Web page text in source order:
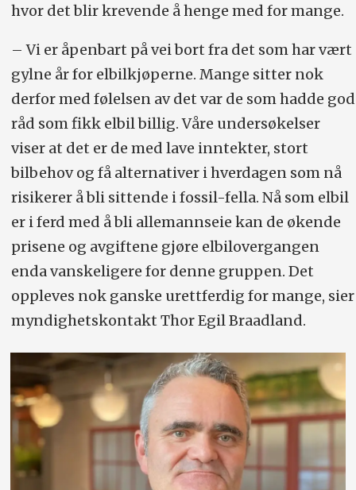
hvor det blir krevende å henge med for mange.
– Vi er åpenbart på vei bort fra det som har vært
gylne år for elbilkjøperne. Mange sitter nok
derfor med følelsen av det var de som hadde god
råd som fikk elbil billig. Våre undersøkelser
viser at det er de med lave inntekter, stort
bilbehov og få alternativer i hverdagen som nå
risikerer å bli sittende i fossil-fella. Nå som elbil
er i ferd med å bli allemannseie kan de økende
prisene og avgiftene gjøre elbilovergangen
enda vanskeligere for denne gruppen. Det
oppleves nok ganske urettferdig for mange, sier
myndighetskontakt Thor Egil Braadland.